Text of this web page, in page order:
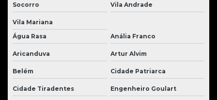
Socorro Vila Andrade
Vila Mariana
Água Rasa
Anália Franco
Aricanduva Artur Alvim
Belém Cidade Patriarca
Cidade Tiradentes Engenheiro Goulart